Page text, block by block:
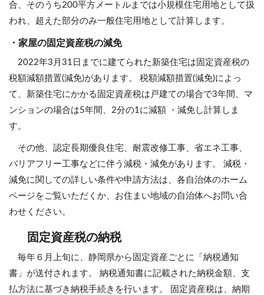
合、そのうち200平方メートルまでは小規模住宅用地として扱
われ、超えた部分のみ一般住宅用地として計算します。
・家屋の固定資産税の減免
2022年3月31日までに建てられた新築住宅は固定資産税の
税額減額措置(減免)があります。 税額減額措置(減免)によっ
て、新築住宅にかかる固定資産税は戸建ての場合で3年間、マ
ンションの場合は5年間、2分の1に減額 ・減免し計算しま
す。
その他、認定長期優良住宅、耐震改修工事、省エネ工事、
バリアフリー工事などに伴う減税・減免があります。 減税・
減免に関しての詳しい条件や申請方法は、各自治体のホーム
ページをご覧いただくか、お住まい地域の自治体へお問い合
わせください。
固定資産税の納税
毎年６月上旬に、静岡県から固定資産ごとに「納税通知
書」が送付されます。 納税通知書に記載された納税金額、支
払方法に基づき納税手続きを行います。 固定資産税は、納期